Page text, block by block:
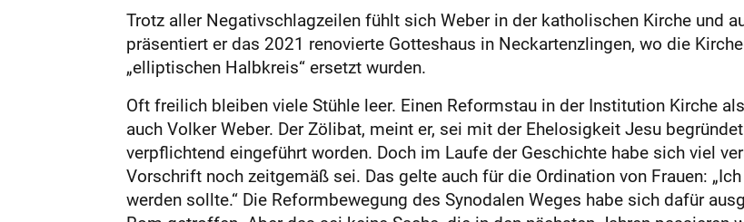
Trotz aller Negativschlagzeilen fühlt sich Weber in der katholischen Kirche und
präsentiert er das 2021 renovierte Gotteshaus in Neckartenzlingen, wo die
„elliptischen Halbkreis“ ersetzt wurden.
Oft freilich bleiben viele Stühle leer. Einen Reformstau in der Institution Kirche
auch Volker Weber. Der Zölibat, meint er, sei mit der Ehelosigkeit Jesu
verpflichtend eingeführt worden. Doch im Laufe der Geschichte habe sich viel
Vorschrift noch zeitgemäß sei. Das gelte auch für die Ordination von Frauen:
werden sollte.“ Die Reformbewegung des Synodalen Weges habe sich dafür